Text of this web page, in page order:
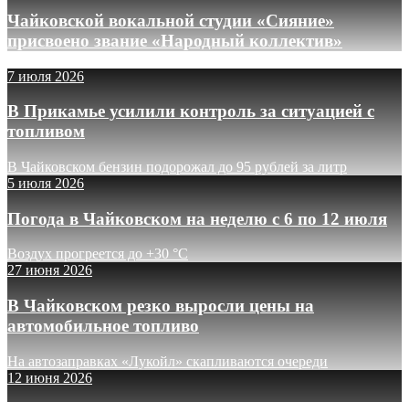
Чайковской вокальной студии «Сияние»
присвоено звание «Народный коллектив»
7 июля 2026
В Прикамье усилили контроль за ситуацией с
топливом
В Чайковском бензин подорожал до 95 рублей за литр
5 июля 2026
Погода в Чайковском на неделю с 6 по 12 июля
Воздух прогреется до +30 °C
27 июня 2026
В Чайковском резко выросли цены на
автомобильное топливо
На автозаправках «Лукойл» скапливаются очереди
12 июня 2026